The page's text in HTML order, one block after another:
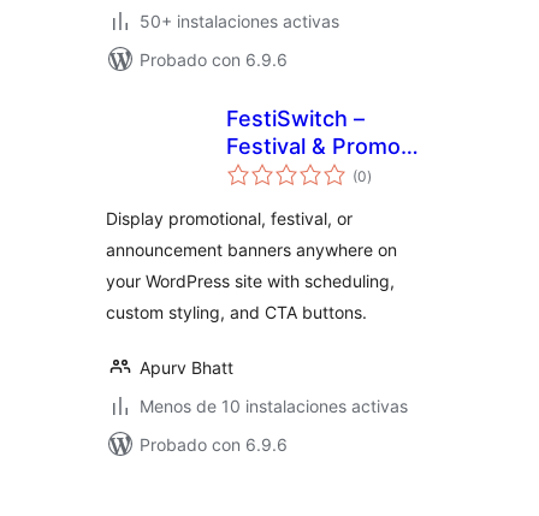
50+ instalaciones activas
Probado con 6.9.6
FestiSwitch –
Festival & Promo
Slider
(0valoraciones
en
)
Display promotional, festival, or
announcement banners anywhere on
your WordPress site with scheduling,
custom styling, and CTA buttons.
Apurv Bhatt
Menos de 10 instalaciones activas
Probado con 6.9.6